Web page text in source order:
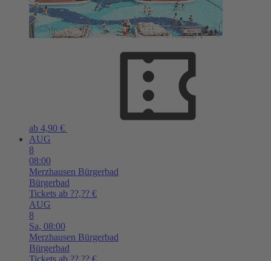
ab 4,90 €
AUG
8
08:00
Merzhausen Bürgerbad
Bürgerbad
Tickets ab ??,?? €
AUG
8
Sa, 08:00
Merzhausen Bürgerbad
Bürgerbad
Tickets ab ??,?? €